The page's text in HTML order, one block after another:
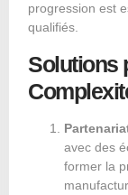
progression est
qualifiés.
Solutions
avec des
former la